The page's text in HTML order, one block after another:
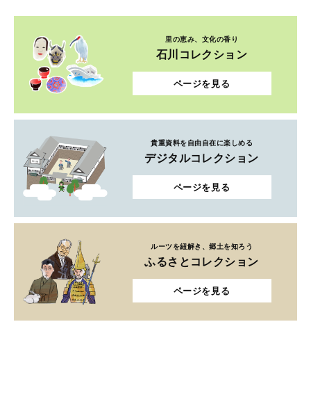
里の恵み、文化の香り
石川コレクション
ページを見る
貴重資料を自由自在に楽しめる
デジタルコレクション
ページを見る
ルーツを紐解き、郷土を知ろう
ふるさとコレクション
ページを見る